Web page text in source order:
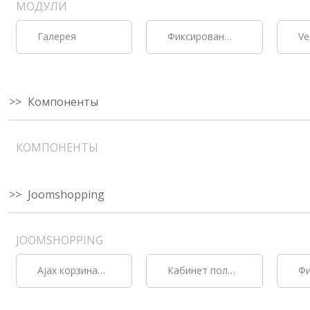
МОДУЛИ
Галерея Фиксированная кнопка
Компоненты
КОМПОНЕНТЫ
Joomshopping
JOOMSHOPPING
Ajax корзина + сравнение товаров + dockbar для JoomShopping Кабинет пользователя